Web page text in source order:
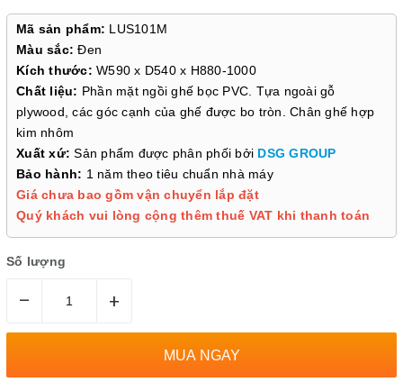
Mã sản phẩm: LUS101M
Màu sắc: Đen
Kích thước: W590 x D540 x H880-1000
Chất liệu: Phần mặt ngồi ghế bọc PVC. Tựa ngoài gỗ
plywood, các góc cạnh của ghế được bo tròn. Chân ghế hợp
kim nhôm
Xuất xứ: Sản phẩm được phân phối bởi DSG GROUP
Bảo hành: 1 năm theo tiêu chuẩn nhà máy
Giá chưa bao gồm vận chuyển lắp đặt
Quý khách vui lòng cộng thêm thuế VAT khi thanh toán
Số lượng
– +
MUA NGAY